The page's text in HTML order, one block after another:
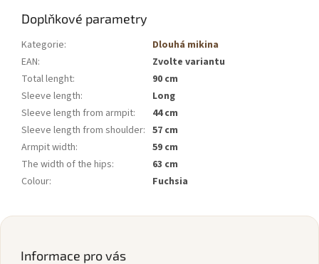
Doplňkové parametry
Kategorie:
Dlouhá mikina
EAN:
Zvolte variantu
Total lenght:
90 cm
Sleeve length:
Long
Sleeve length from armpit:
44 cm
Sleeve length from shoulder: 57 cm
Armpit width:
59 cm
The width of the hips:
63 cm
Colour: Fuchsia
Z
Informace pro vás